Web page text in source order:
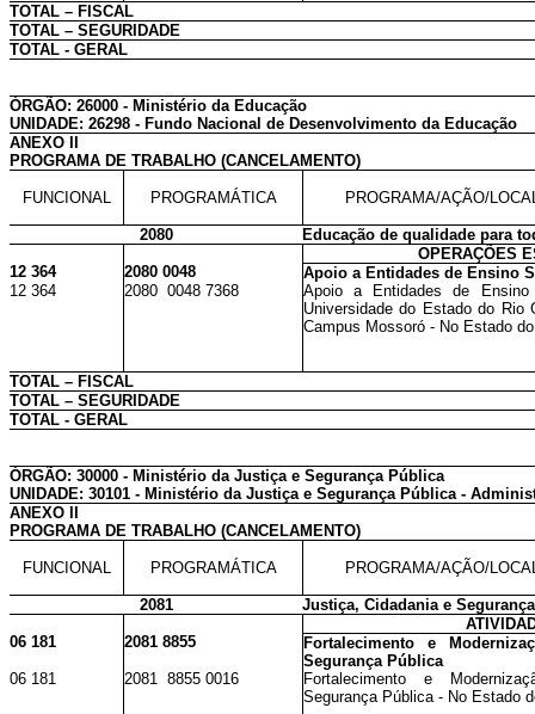
TOTAL – FISCAL
TOTAL – SEGURIDADE
TOTAL - GERAL
ÓRGÃO: 26000 - Ministério da Educação
UNIDADE: 26298 - Fundo Nacional de Desenvolvimento da Educação
ANEXO II
PROGRAMA DE TRABALHO (CANCELAMENTO)
FUNCIONAL PROGRAMÁTICA PROGRAMA/AÇÃO/
2080
Educação de qualidade para
OPERAÇÕES
12 364
2080 0048
Apoio a Entidades de Ensino
12 364
2080 0048 7368
Apoio a Entidades de
Universidade do Estado do Rio
Campus Mossoró - No Estado
TOTAL – FISCAL
TOTAL – SEGURIDADE
TOTAL - GERAL
ÓRGÃO: 30000 - Ministério da Justiça e Segurança Pública
UNIDADE: 30101 - Ministério da Justiça e Segurança Pública -
ANEXO II
PROGRAMA DE TRABALHO (CANCELAMENTO)
FUNCIONAL PROGRAMÁTICA PROGRAMA/AÇÃO/
2081
Justiça, Cidadania e
06 181
2081 8855
Fortalecimento e
Segurança Pública
06 181
2081 8855 0016
Fortalecimento e
Segurança Pública - No Estado